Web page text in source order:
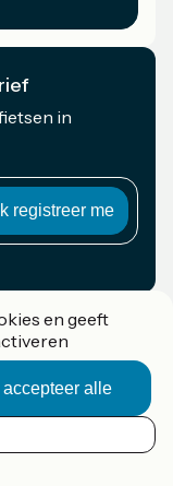
in
en geeft
accepteer alle